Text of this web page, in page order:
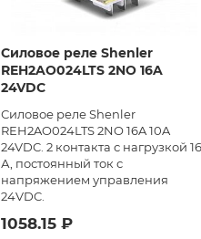
Силовое реле Shenler
REH2AO024LTS 2NO 16A
24VDC
Силовое реле Shenler
REH2AO024LTS 2NO 16A 10A
24VDC. 2 контакта с нагрузкой 16
А, постоянный ток с
напряжением управления
24VDC.
1058.15 ₽